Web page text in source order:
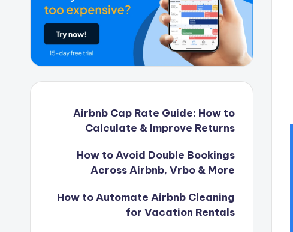
Airbnb Cap Rate Guide: How to
Calculate & Improve Returns
How to Avoid Double Bookings
Across Airbnb, Vrbo & More
How to Automate Airbnb Cleaning
for Vacation Rentals